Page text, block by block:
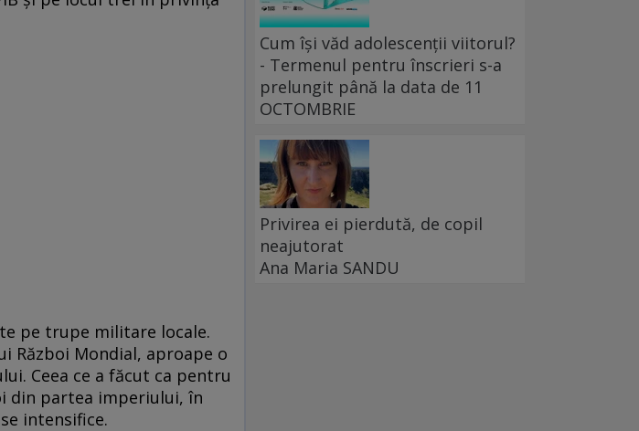
pe trupe militare locale.
Război Mondial, aproape o
Ceea ce a făcut ca pentru
din partea imperiului, în
intensifice.
Cum își văd adolescenții viitorul?
- Termenul pentru înscrieri s-a
prelungit până la data de 11
OCTOMBRIE
Privirea ei pierdută, de copil
neajutorat
Ana Maria SANDU